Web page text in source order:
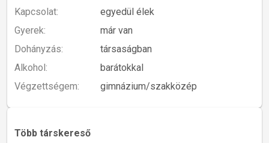
Kapcsolat:
egyedül élek
Gyerek:
már van
Dohányzás:
társaságban
Alkohol:
barátokkal
Végzettségem:
gimnázium/szakközép
Több társkereső